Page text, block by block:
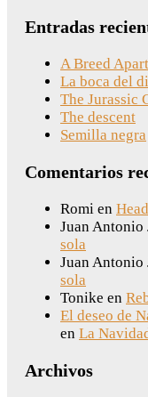
Entradas
A Breed Apart
La boca del
The Jurassic
The descent
Semilla negra
Comentarios
Romi en
Juan Antonio
sola
Juan Antonio
sola
Tonike en
El deseo de
en La
Archivos